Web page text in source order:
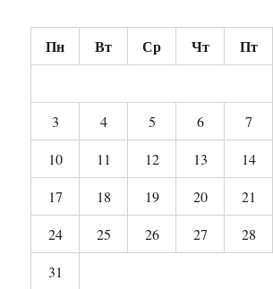
Пн Вт Ср Чт Пт
3
4 5 6 7
10
11 12 13 14
17
18 19 20 21
24
25 26 27 28
31